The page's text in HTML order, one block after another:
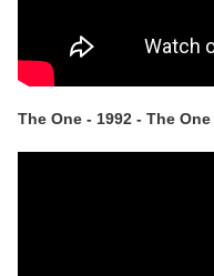
The One - 1992 - The One